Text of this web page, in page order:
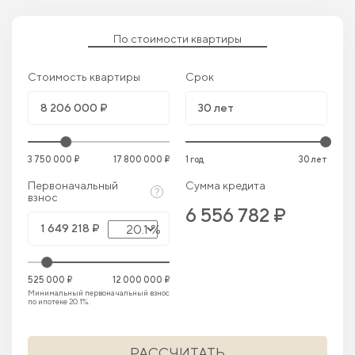
По стоимости квартиры
Стоимость квартиры
3 750 000 ₽ 17 800 000 ₽
Срок
1 год 30 лет
Первоначальный
взнос
20.1 %
525 000 ₽
12 000 000 ₽
Минимальный первоначальный взнос
по ипотеке 20.1%.
Сумма кредита
6 556 782 ₽